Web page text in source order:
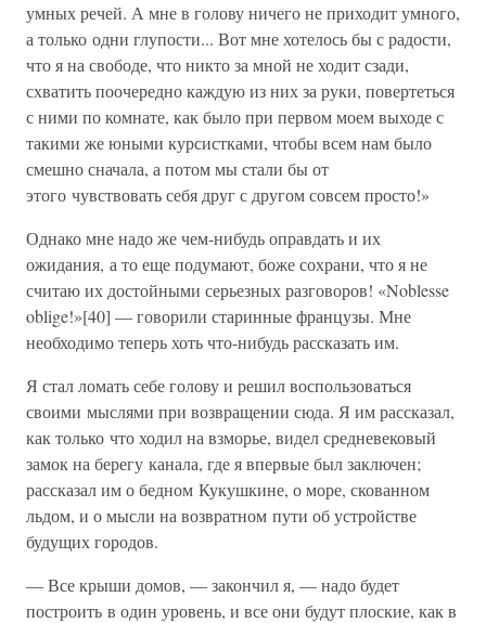
умных речей. А мне в голову ничего не приходит умного,
а только одни глупости... Вот мне хотелось бы с радости,
что я на свободе, что никто за мной не ходит сзади,
схватить поочередно каждую из них за руки, повертеться
с ними по комнате, как было при первом моем выходе с
такими же юными курсистками, чтобы всем нам было
смешно сначала, а потом мы стали бы от
этого чувствовать себя друг с другом совсем просто!»
Однако мне надо же чем-нибудь оправдать и их
ожидания, а то еще подумают, боже сохрани, что я не
считаю их достойными серьезных разговоров! «Noblesse
oblige!»[40] — говорили старинные французы. Мне
необходимо теперь хоть что-нибудь рассказать им.
Я стал ломать себе голову и решил воспользоваться
своими мыслями при возвращении сюда. Я им рассказал,
как только что ходил на взморье, видел средневековый
замок на берегу канала, где я впервые был заключен;
рассказал им о бедном Кукушкине, о море, скованном
льдом, и о мысли на возвратном пути об устройстве
будущих городов.
— Все крыши домов, — закончил я, — надо будет
построить в один уровень, и все они будут плоские, как в